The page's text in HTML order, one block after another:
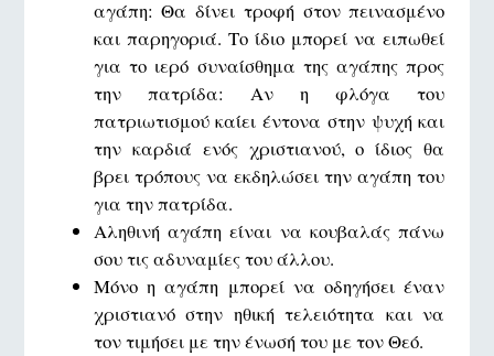
αγάπη: Θα δίνει τροφή στον πεινασμένο
και παρηγοριά. Το ίδιο μπορεί να ειπωθεί
για το ιερό συναίσθημα της αγάπης προς
την πατρίδα: Αν η φλόγα του
πατριωτισμού καίει έντονα στην ψυχή και
την καρδιά ενός χριστιανού, ο ίδιος θα
βρει τρόπους να εκδηλώσει την αγάπη του
για την πατρίδα.
Αληθινή αγάπη είναι να κουβαλάς πάνω
σου τις αδυναμίες του άλλου.
Μόνο η αγάπη μπορεί να οδηγήσει έναν
χριστιανό στην ηθική τελειότητα και να
τον τιμήσει με την ένωσή του με τον Θεό.